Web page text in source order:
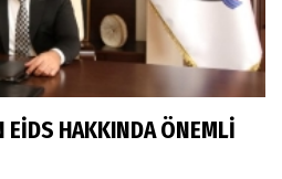
EİDS HAKKINDA ÖNEMLİ